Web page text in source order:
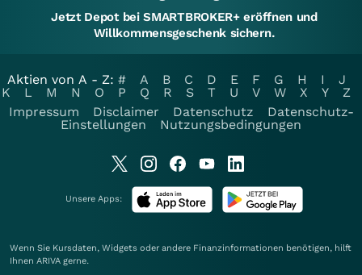
Jetzt Depot bei SMARTBROKER+ eröffnen und
Willkommensgeschenk sichern.
Aktien von A - Z: # A B C D E F G H I
J
K
L M N O P Q R S T U V W X Y
Z
Impressum
Disclaimer Datenschutz
Datenschutz-
Einstellungen
Nutzungsbedingungen
Unsere Apps:
Wenn Sie Kursdaten, Widgets oder andere Finanzinformationen benötigen, hilft
Ihnen ARIVA gerne.